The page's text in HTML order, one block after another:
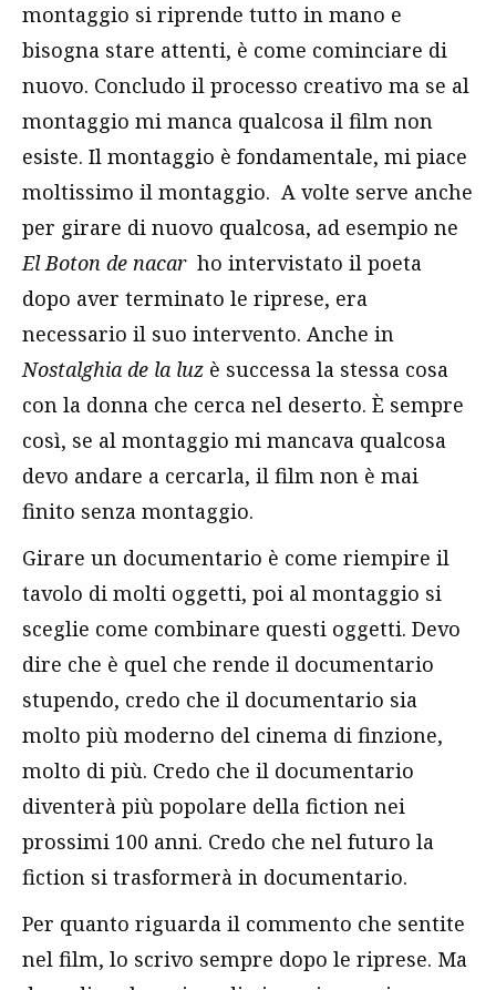
montaggio si riprende tutto in mano e
bisogna stare attenti, è come cominciare di
nuovo. Concludo il processo creativo ma se al
montaggio mi manca qualcosa il film non
esiste. Il montaggio è fondamentale, mi piace
moltissimo il montaggio. A volte serve anche
per girare di nuovo qualcosa, ad esempio ne
El Boton de nacarho intervistato il poeta
dopo aver terminato le riprese, era
necessario il suo intervento. Anche in
Nostalghia de la luz è successa la stessa cosa
con la donna che cerca nel deserto. È sempre
così, se al montaggio mi mancava qualcosa
devo andare a cercarla, il film non è mai
finito senza montaggio.
Girare un documentario è come riempire il
tavolo di molti oggetti, poi al montaggio si
sceglie come combinare questi oggetti. Devo
dire che è quel che rende il documentario
stupendo, credo che il documentario sia
molto più moderno del cinema di finzione,
molto di più. Credo che il documentario
diventerà più popolare della fiction nei
prossimi 100 anni. Credo che nel futuro la
fiction si trasformerà in documentario.
Per quanto riguarda il commento che sentite
nel film, lo scrivo sempre dopo le riprese. Ma